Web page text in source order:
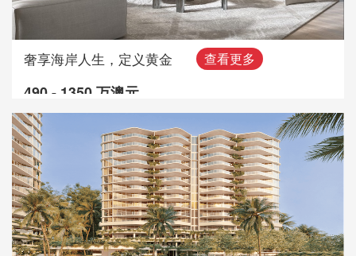
奢享海岸人生，定义黄金
490 - 1350 万澳元
查看更多